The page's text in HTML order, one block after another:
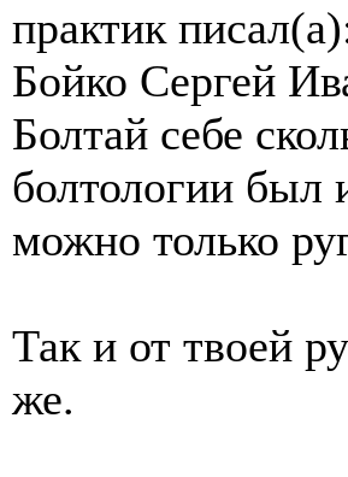
практик
Бойко Сергей
Болтай себе
болтологии был
можно только
Так и от твоей
же.